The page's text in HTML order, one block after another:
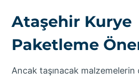
Ataşehir Kurye
Paketleme
Ancak taşınacak malzemelerin